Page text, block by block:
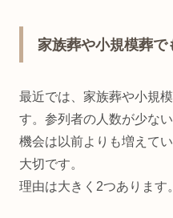
家族葬や小規模葬
最近では、家族葬や小規
す。参列者の人数が少な
機会は以前よりも増えて
大切です。
理由は大きく2つあります。